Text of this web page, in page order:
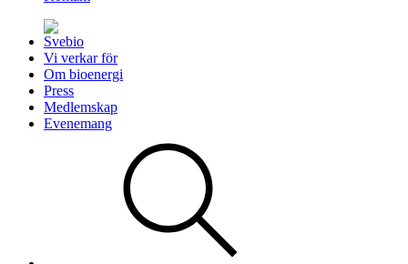
Vi verkar för
Om bioenergi
Press
Medlemskap
Evenemang